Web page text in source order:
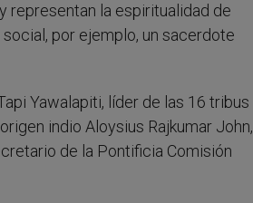
representan la espiritualidad de
por ejemplo, un sacerdote
Yawalapiti, líder de las 16 tribus
indio Aloysius Rajkumar John,
de la Pontificia Comisión